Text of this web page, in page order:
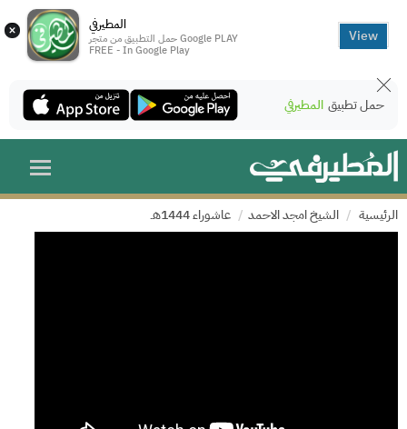
× المطيرفي
حمل التطبيق من متجر Google PLAY
FREE - In Google Play
View
حمل تطبيق المطيرفي
الرئيسية الشيخ امجد الاحمد عاشوراء 1444هـ